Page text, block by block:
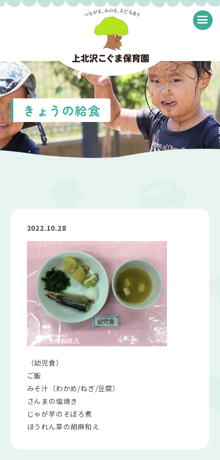
≡
きょうの給食
2022.10.28
（幼児食）
ご飯
みそ汁（わかめ/ねぎ/豆腐）
さんまの塩焼き
じゃが芋のそぼろ煮
ほうれん草の胡麻和え